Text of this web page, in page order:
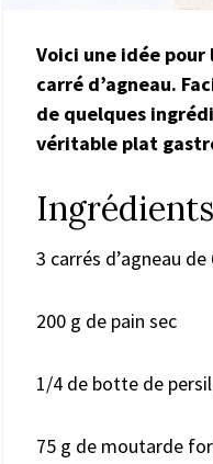
Voici une idée
carré d’agneau.
de quelques
véritable plat
Ingrédients
3 carrés d’agneau
200 g de pain sec
1/4 de botte de
75 g de moutarde